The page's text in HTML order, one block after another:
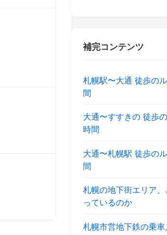
補完コンテンツ
札幌駅〜大通 徒歩の
間
大通〜すすきの 徒歩
時間
大通〜札幌駅 徒歩の
間
札幌の地下街エリア
っているのか
札幌市営地下鉄の乗車